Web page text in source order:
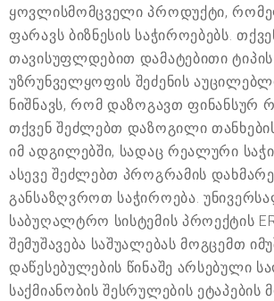
ყოვლისმომცველი პროდუქტი,
ფარავს ბიზნესის საჭიროებებს.
თავისუფლდებით დამატებითი
უზრუნველყოფის შეძენის
ნიშნავს, რომ დაზოგავთ ფინანსურ
თქვენ შეძლებთ დაზოგილი
იმ ადგილებში, სადაც რეალური
ასევე შეძლებთ პროგრამის
განსაზღვროთ საჭიროება.
საბუღალტრო სისტემის პროექტის
შემუშავება საშუალებას მოგცემთ
დაწესებულების წინაშე არსებული
საქმიანობის შესრულების ეტაპების